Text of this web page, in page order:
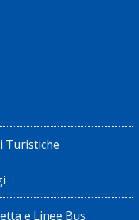
Turistiche
e Linee Bus